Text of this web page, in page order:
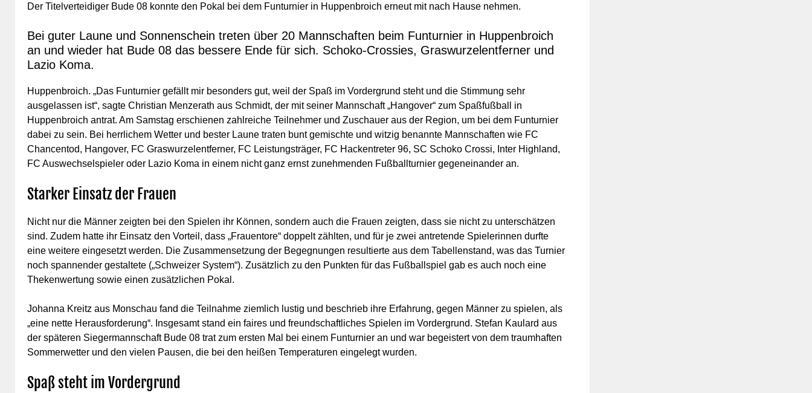
Der Titelverteidiger Bude 08 konnte den Pokal bei dem Funturnier in Huppenbroich erneut mit nach Hause nehmen.
Bei guter Laune und Sonnenschein treten über 20 Mannschaften beim Funturnier in Huppenbroich
an und wieder hat Bude 08 das bessere Ende für sich. Schoko-Crossies, Graswurzelentferner und
Lazio Koma.
Huppenbroich. „Das Funturnier gefällt mir besonders gut, weil der Spaß im Vordergrund steht und die Stimmung sehr
ausgelassen ist“, sagte Christian Menzerath aus Schmidt, der mit seiner Mannschaft „Hangover“ zum Spaßfußball in
Huppenbroich antrat. Am Samstag erschienen zahlreiche Teilnehmer und Zuschauer aus der Region, um bei dem Funturnier
dabei zu sein. Bei herrlichem Wetter und bester Laune traten bunt gemischte und witzig benannte Mannschaften wie FC
Chancentod, Hangover, FC Graswurzelentferner, FC Leistungsträger, FC Hackentreter 96, SC Schoko Crossi, Inter Highland,
FC Auswechselspieler oder Lazio Koma in einem nicht ganz ernst zunehmenden Fußballturnier gegeneinander an.
Starker Einsatz der Frauen
Nicht nur die Männer zeigten bei den Spielen ihr Können, sondern auch die Frauen zeigten, dass sie nicht zu unterschätzen
sind. Zudem hatte ihr Einsatz den Vorteil, dass „Frauentore“ doppelt zählten, und für je zwei antretende Spielerinnen durfte
eine weitere eingesetzt werden. Die Zusammensetzung der Begegnungen resultierte aus dem Tabellenstand, was das Turnier
noch spannender gestaltete („Schweizer System“). Zusätzlich zu den Punkten für das Fußballspiel gab es auch noch eine
Thekenwertung sowie einen zusätzlichen Pokal.
Johanna Kreitz aus Monschau fand die Teilnahme ziemlich lustig und beschrieb ihre Erfahrung, gegen Männer zu spielen, als
„eine nette Herausforderung“. Insgesamt stand ein faires und freundschaftliches Spielen im Vordergrund. Stefan Kaulard aus
der späteren Siegermannschaft Bude 08 trat zum ersten Mal bei einem Funturnier an und war begeistert von dem traumhaften
Sommerwetter und den vielen Pausen, die bei den heißen Temperaturen eingelegt wurden.
Spaß steht im Vordergrund